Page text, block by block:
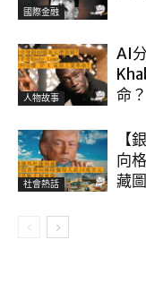
國際金融
人物故事
AI
命？
社會熱話
【
向
藏